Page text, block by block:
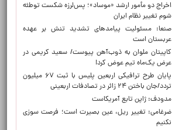
اخراج دو مأمور ارشد «موساد»؛ پس‌لرزه شکست توطئه
شوم تغییر نظام ایران
صنعا: مسئولیت پیامدهای تشدید تنش بر عهده
عربستان است
کاپیتان ملوان به ذوب‌آهن پیوست/ سعید کریمی در
عرض یک‌ماه تیم عوض کرد!
پایان طرح ترافیکی اربعین پلیس با ثبت ۶۷ میلیون
تردد/جان باختن ۲۴ زائر در تصادفات اربعینی
مدودف: ژاپن تابع آمریکاست
ضرغامی: تغییر ریل، عین بصیرت است؛ فرصت سوزی
نکنیم